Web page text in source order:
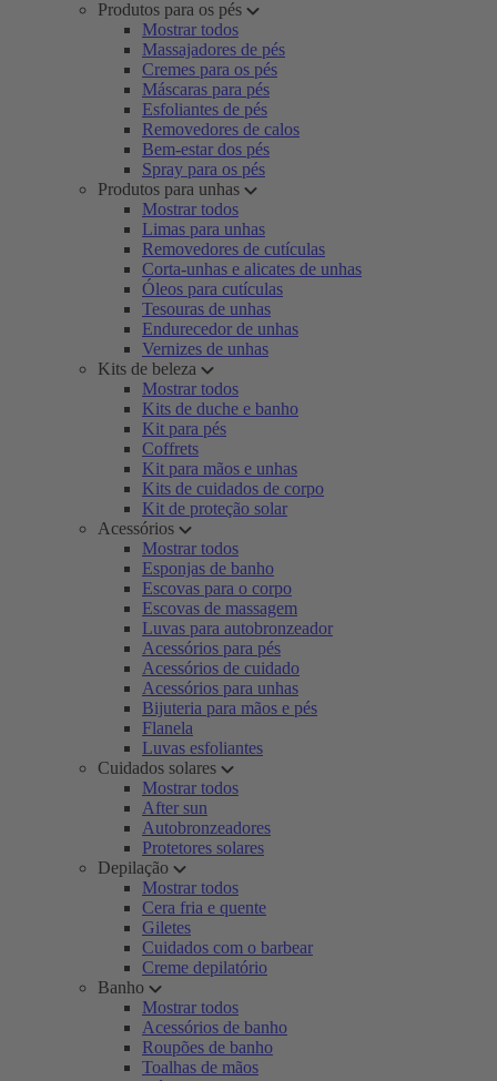
Produtos para os pés
Mostrar todos
Massajadores de pés
Cremes para os pés
Máscaras para pés
Esfoliantes de pés
Removedores de calos
Bem-estar dos pés
Spray para os pés
Produtos para unhas
Mostrar todos
Limas para unhas
Removedores de cutículas
Corta-unhas e alicates de unhas
Óleos para cutículas
Tesouras de unhas
Endurecedor de unhas
Vernizes de unhas
Kits de beleza
Mostrar todos
Kits de duche e banho
Kit para pés
Coffrets
Kit para mãos e unhas
Kits de cuidados de corpo
Kit de proteção solar
Acessórios
Mostrar todos
Esponjas de banho
Escovas para o corpo
Escovas de massagem
Luvas para autobronzeador
Acessórios para pés
Acessórios de cuidado
Acessórios para unhas
Bijuteria para mãos e pés
Flanela
Luvas esfoliantes
Cuidados solares
Mostrar todos
After sun
Autobronzeadores
Protetores solares
Depilação
Mostrar todos
Cera fria e quente
Giletes
Cuidados com o barbear
Creme depilatório
Banho
Mostrar todos
Acessórios de banho
Roupões de banho
Toalhas de mãos